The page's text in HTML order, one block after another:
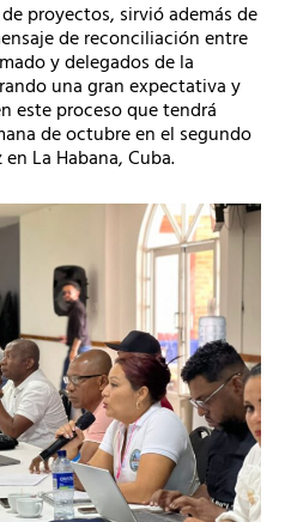
proyectos, sirvió además de
de reconciliación entre
y delegados de la
una gran expectativa y
este proceso que tendrá
de octubre en el segundo
La Habana, Cuba.